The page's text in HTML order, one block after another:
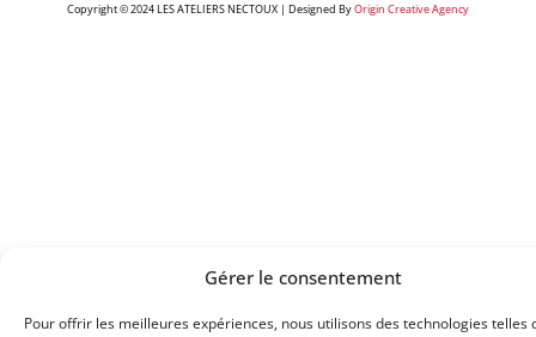
Gérer le consentement
Pour offrir les meilleures expériences, nous utilisons des technologies telles
Copyright © 2024 LES ATELIERS NECTOUX | Designed ByOrigin Creative Agency